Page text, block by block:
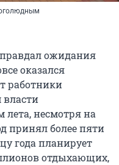
ожидания
оказался
работники
власти
лета, несмотря на
принял более пяти
года планирует
отдыхающих,